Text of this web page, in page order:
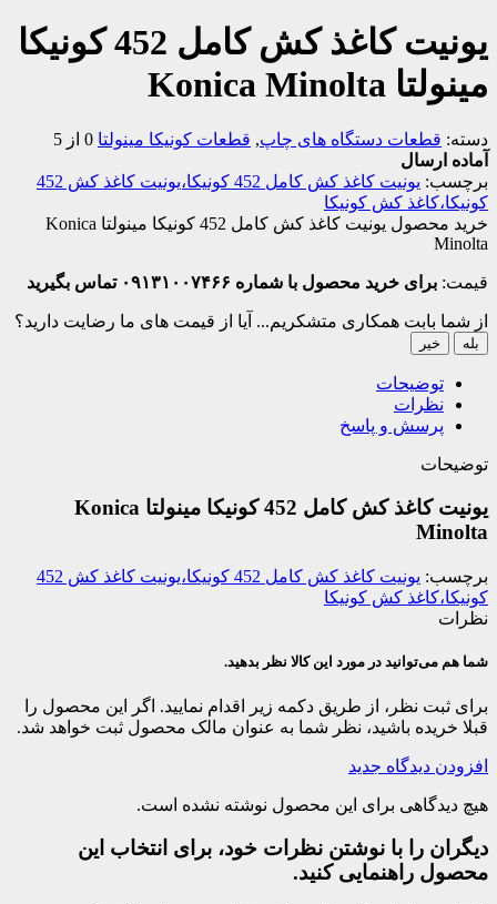
یونیت کاغذ کش کامل 452 کونیکا
مینولتا Konica Minolta
دسته: قطعات دستگاه های چاپ, قطعات کونیکا مینولتا 0 از 5
آماده ارسال
برچسب:
یونیت کاغذ کش کامل 452 کونیکا،یونیت کاغذ کش 452
کونیکا،کاغذ کش کونیکا
خرید محصول یونیت کاغذ کش کامل 452 کونیکا مینولتا Konica
Minolta
قیمت: برای خرید محصول با شماره ۰۹۱۳۱۰۰۷۴۶۶ تماس بگیرید
از شما بابت همکاری متشکریم... آیا از قیمت های ما رضایت دارید؟
بله خیر
توضیحات
نظرات
پرسش و پاسخ
توضیحات
یونیت کاغذ کش کامل 452 کونیکا مینولتا Konica
Minolta
برچسب:
یونیت کاغذ کش کامل 452 کونیکا،یونیت کاغذ کش 452
کونیکا،کاغذ کش کونیکا
نظرات
شما هم می‌توانید در مورد این کالا نظر بدهید.
برای ثبت نظر، از طریق دکمه زیر اقدام نمایید. اگر این محصول را
قبلا خریده باشید، نظر شما به عنوان مالک محصول ثبت خواهد شد.
افزودن دیدگاه جدید
هیچ دیدگاهی برای این محصول نوشته نشده است.
دیگران را با نوشتن نظرات خود، برای انتخاب این
محصول راهنمایی کنید.